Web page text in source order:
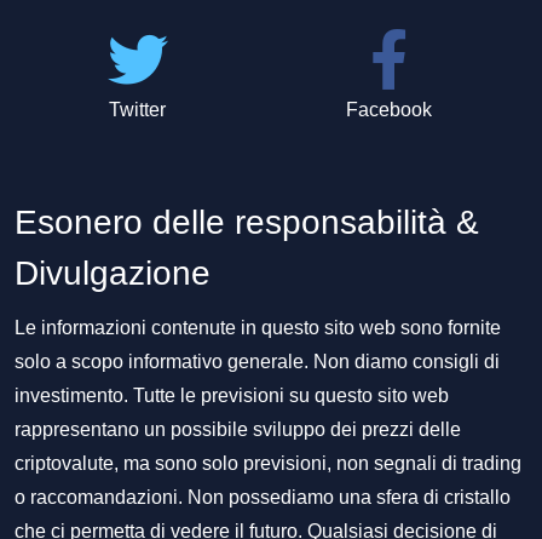
Twitter Facebook
Esonero delle responsabilità &
Divulgazione
Le informazioni contenute in questo sito web sono fornite
solo a scopo informativo generale. Non diamo consigli di
investimento. Tutte le previsioni su questo sito web
rappresentano un possibile sviluppo dei prezzi delle
criptovalute, ma sono solo previsioni, non segnali di trading
o raccomandazioni. Non possediamo una sfera di cristallo
che ci permetta di vedere il futuro. Qualsiasi decisione di